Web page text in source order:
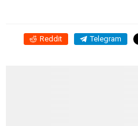
Reddit Telegram